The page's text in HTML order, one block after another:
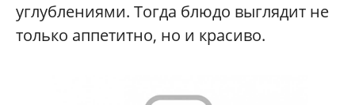
углублениями. Тогда блюдо выглядит не
только аппетитно, но и красиво.